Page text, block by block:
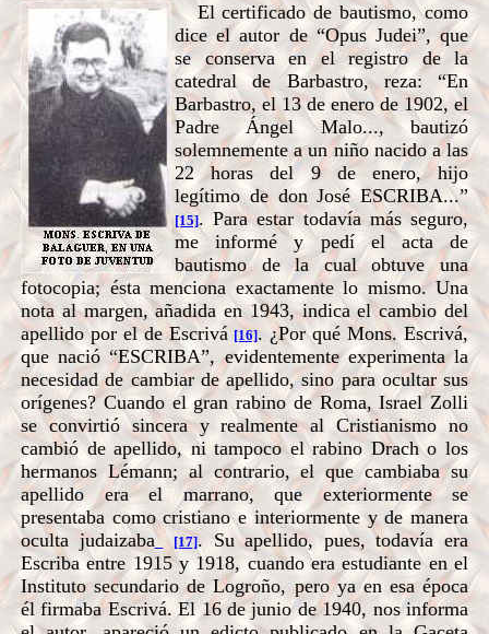
El certificado de bautismo, como
dice el autor de “Opus Judei”, que
se conserva en el registro de la
catedral de Barbastro, reza: “En
Barbastro, el 13 de enero de 1902, el
Padre Ángel Malo..., bautizó
solemnemente a un niño nacido a las
22 horas del 9 de enero, hijo
legítimo de don José ESCRIBA...”
[15]. Para estar todavía más seguro,
me informé y pedí el acta de
bautismo de la cual obtuve una
fotocopia; ésta menciona exactamente lo mismo. Una
nota al margen, añadida en 1943, indica el cambio del
apellido por el de Escrivá [16]. ¿Por qué Mons. Escrivá,
que nació “ESCRIBA”, evidentemente experimenta la
necesidad de cambiar de apellido, sino para ocultar sus
orígenes? Cuando el gran rabino de Roma, Israel Zolli
se convirtió sincera y realmente al Cristianismo no
cambió de apellido, ni tampoco el rabino Drach o los
hermanos Lémann; al contrario, el que cambiaba su
apellido era el marrano, que exteriormente se
presentaba como cristiano e interiormente y de manera
oculta judaizaba
[17]. Su apellido, pues, todavía era
Escriba entre 1915 y 1918, cuando era estudiante en el
Instituto secundario de Logroño, pero ya en esa época
él firmaba Escrivá. El 16 de junio de 1940, nos informa